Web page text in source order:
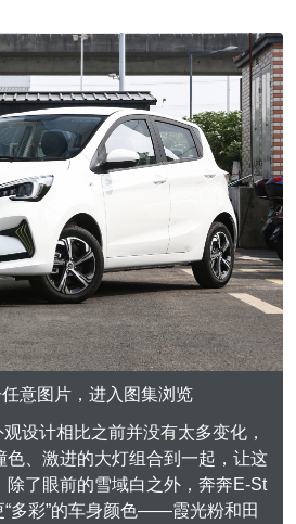
任意图片，进入图集浏览
设计相比之前并没有太多变化，
色、激进的大灯组合到一起，让这
除了眼前的雪域白之外，奔奔E-St
“多彩”的车身颜色——霞光粉和田